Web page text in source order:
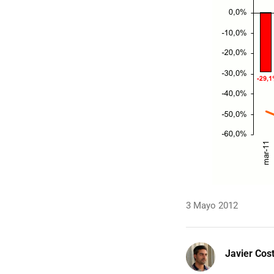
3 Mayo 2012
Javier